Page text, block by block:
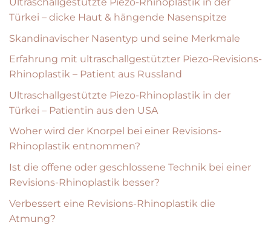
Türkei – dicke Haut & hängende Nasenspitze
Skandinavischer Nasentyp und seine Merkmale
Erfahrung mit ultraschallgestützter Piezo-Revisions-
Rhinoplastik – Patient aus Russland
Ultraschallgestützte Piezo-Rhinoplastik in der
Türkei – Patientin aus den USA
Woher wird der Knorpel bei einer Revisions-
Rhinoplastik entnommen?
Ist die offene oder geschlossene Technik bei einer
Revisions-Rhinoplastik besser?
Verbessert eine Revisions-Rhinoplastik die
Atmung?